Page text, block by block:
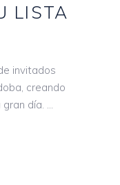
LISTA
invitados
creando
día.